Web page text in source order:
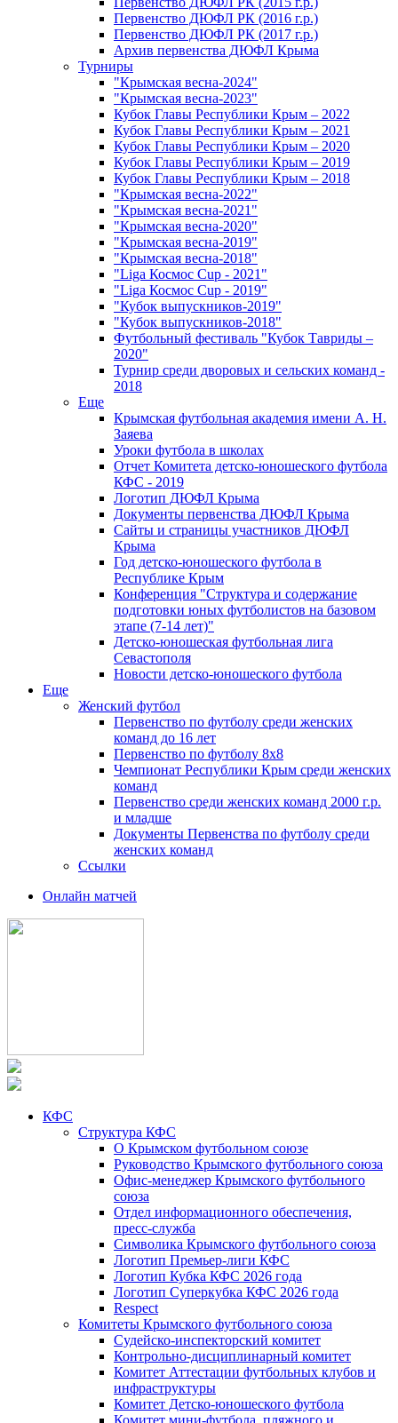
Первенство ДЮФЛ РК (2016 г.р.)
Первенство ДЮФЛ РК (2017 г.р.)
Архив первенства ДЮФЛ Крыма
Турниры
"Крымская весна-2024"
"Крымская весна-2023"
Кубок Главы Республики Крым – 2022
Кубок Главы Республики Крым – 2021
Кубок Главы Республики Крым – 2020
Кубок Главы Республики Крым – 2019
Кубок Главы Республики Крым – 2018
"Крымская весна-2022"
"Крымская весна-2021"
"Крымская весна-2020"
"Крымская весна-2019"
"Крымская весна-2018"
"Liga Космос Cup - 2021"
"Liga Космос Cup - 2019"
"Кубок выпускников-2019"
"Кубок выпускников-2018"
Футбольный фестиваль "Кубок Тавриды –
2020"
Турнир среди дворовых и сельских команд -
2018
Еще
Крымская футбольная академия имени А. Н.
Заяева
Уроки футбола в школах
Отчет Комитета детско-юношеского футбола
КФС - 2019
Логотип ДЮФЛ Крыма
Документы первенства ДЮФЛ Крыма
Сайты и страницы участников ДЮФЛ
Крыма
Год детско-юношеского футбола в
Республике Крым
Конференция "Структура и содержание
подготовки юных футболистов на базовом
этапе (7-14 лет)"
Детско-юношеская футбольная лига
Севастополя
Новости детско-юношеского футбола
Еще
Женский футбол
Первенство по футболу среди женских
команд до 16 лет
Первенство по футболу 8х8
Чемпионат Республики Крым среди женских
команд
Первенство среди женских команд 2000 г.р.
и младше
Документы Первенства по футболу среди
женских команд
Ссылки
Онлайн матчей
КФС
Структура КФС
О Крымском футбольном союзе
Руководство Крымского футбольного союза
Офис-менеджер Крымского футбольного
союза
Отдел информационного обеспечения,
пресс-служба
Символика Крымского футбольного союза
Логотип Премьер-лиги КФС
Логотип Кубка КФС 2026 года
Логотип Суперкубка КФС 2026 года
Respect
Комитеты Крымского футбольного союза
Судейско-инспекторский комитет
Контрольно-дисциплинарный комитет
Комитет Аттестации футбольных клубов и
инфраструктуры
Комитет Детско-юношеского футбола
Комитет мини-футбола, пляжного и